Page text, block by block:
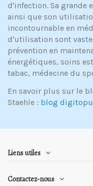
d'infection. Sa grande
ainsi que son
incontournable en
d'utilisation sont
prévention en
énergétiques, soins
tabac, médecine du
En savoir plus sur le
Staehle : blog
Liens utiles
Contactez-nous